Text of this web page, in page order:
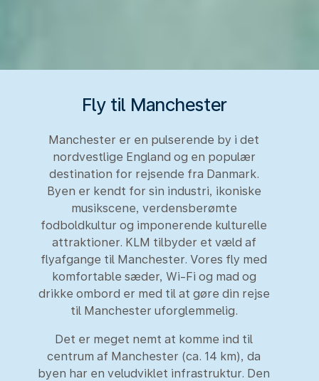
Fly til Manchester
Manchester er en pulserende by i det
nordvestlige England og en populær
destination for rejsende fra Danmark.
Byen er kendt for sin industri, ikoniske
musikscene, verdensberømte
fodboldkultur og imponerende kulturelle
attraktioner. KLM tilbyder et væld af
flyafgange til Manchester. Vores fly med
komfortable sæder, Wi-Fi og mad og
drikke ombord er med til at gøre din rejse
til Manchester uforglemmelig.
Det er meget nemt at komme ind til
centrum af Manchester (ca. 14 km), da
byen har en veludviklet infrastruktur. Den